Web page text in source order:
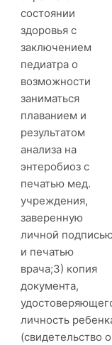
состоянии
здоровья с
заключением
педиатра о
возможности
заниматься
плаванием и
результатом
анализа на
энтеробиоз с
печатью мед.
учреждения,
заверенную
личной
и печатью
врача;3) копия
документа,
личность
(свидетельство о